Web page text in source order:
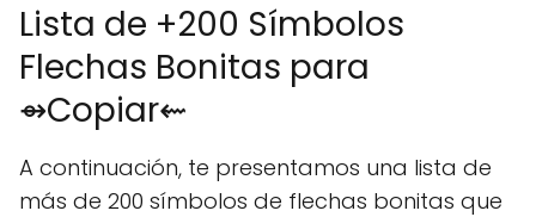
Lista de +200 Símbolos
Flechas Bonitas para
⇴Copiar⇜
A continuación, te presentamos una lista de
más de 200 símbolos de flechas bonitas que